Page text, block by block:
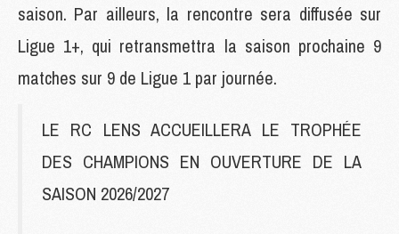
saison. Par ailleurs, la rencontre sera diffusée sur
Ligue 1+, qui retransmettra la saison prochaine 9
matches sur 9 de Ligue 1 par journée.
LE RC LENS ACCUEILLERA LE TROPHÉE
DES CHAMPIONS EN OUVERTURE DE LA
SAISON 2026/2027